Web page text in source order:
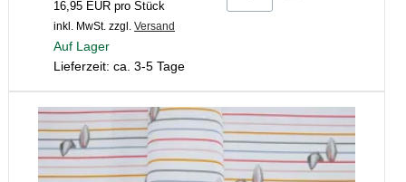
16,95 EUR pro Stück
inkl. MwSt. zzgl. Versand
Auf Lager
Lieferzeit: ca. 3-5 Tage